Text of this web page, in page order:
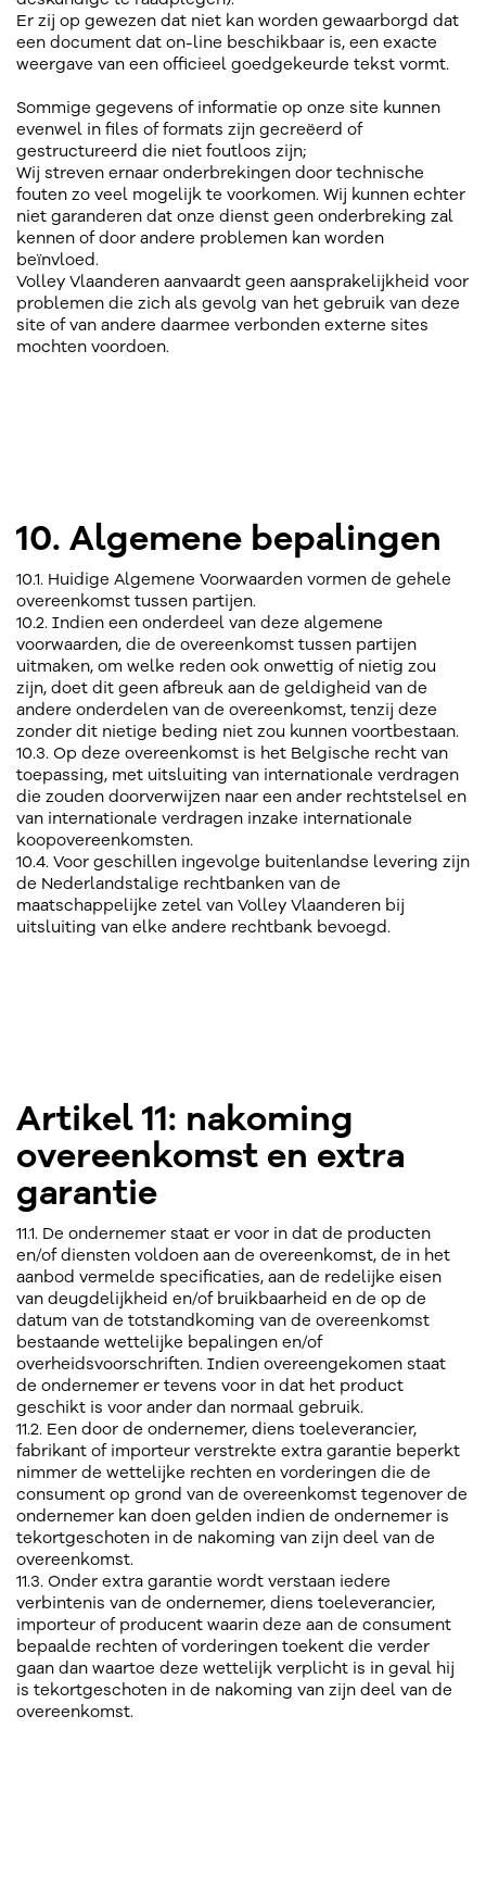
Er zij op gewezen dat niet kan worden gewaarborgd dat
een document dat on-line beschikbaar is, een exacte
weergave van een officieel goedgekeurde tekst vormt.
Sommige gegevens of informatie op onze site kunnen
evenwel in files of formats zijn gecreëerd of
gestructureerd die niet foutloos zijn;
Wij streven ernaar onderbrekingen door technische
fouten zo veel mogelijk te voorkomen. Wij kunnen echter
niet garanderen dat onze dienst geen onderbreking zal
kennen of door andere problemen kan worden
beïnvloed.
Volley Vlaanderen aanvaardt geen aansprakelijkheid voor
problemen die zich als gevolg van het gebruik van deze
site of van andere daarmee verbonden externe sites
mochten voordoen.
10. Algemene bepalingen
10.1. Huidige Algemene Voorwaarden vormen de gehele
overeenkomst tussen partijen.
10.2. Indien een onderdeel van deze algemene
voorwaarden, die de overeenkomst tussen partijen
uitmaken, om welke reden ook onwettig of nietig zou
zijn, doet dit geen afbreuk aan de geldigheid van de
andere onderdelen van de overeenkomst, tenzij deze
zonder dit nietige beding niet zou kunnen voortbestaan.
10.3. Op deze overeenkomst is het Belgische recht van
toepassing, met uitsluiting van internationale verdragen
die zouden doorverwijzen naar een ander rechtstelsel en
van internationale verdragen inzake internationale
koopovereenkomsten.
10.4. Voor geschillen ingevolge buitenlandse levering zijn
de Nederlandstalige rechtbanken van de
maatschappelijke zetel van Volley Vlaanderen bij
uitsluiting van elke andere rechtbank bevoegd.
Artikel 11: nakoming
overeenkomst en extra
garantie
11.1. De ondernemer staat er voor in dat de producten
en/of diensten voldoen aan de overeenkomst, de in het
aanbod vermelde specificaties, aan de redelijke eisen
van deugdelijkheid en/of bruikbaarheid en de op de
datum van de totstandkoming van de overeenkomst
bestaande wettelijke bepalingen en/of
overheidsvoorschriften. Indien overeengekomen staat
de ondernemer er tevens voor in dat het product
geschikt is voor ander dan normaal gebruik.
11.2. Een door de ondernemer, diens toeleverancier,
fabrikant of importeur verstrekte extra garantie beperkt
nimmer de wettelijke rechten en vorderingen die de
consument op grond van de overeenkomst tegenover de
ondernemer kan doen gelden indien de ondernemer is
tekortgeschoten in de nakoming van zijn deel van de
overeenkomst.
11.3. Onder extra garantie wordt verstaan iedere
verbintenis van de ondernemer, diens toeleverancier,
importeur of producent waarin deze aan de consument
bepaalde rechten of vorderingen toekent die verder
gaan dan waartoe deze wettelijk verplicht is in geval hij
is tekortgeschoten in de nakoming van zijn deel van de
overeenkomst.